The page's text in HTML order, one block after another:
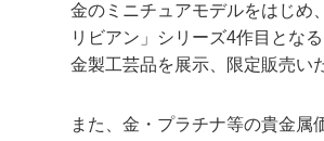
金のミニチュアモデルをはじめ
リビアン」シリーズ4作目とな
金製工芸品を展示、限定販売い
また、金・プラチナ等の貴金